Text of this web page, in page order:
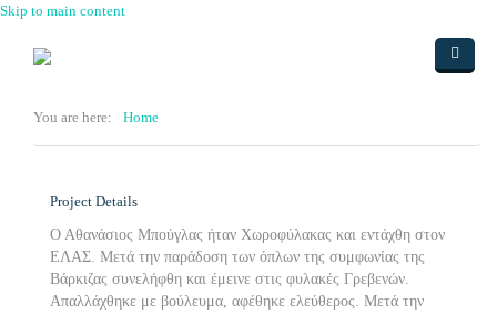
Skip to main content
Home
ΑΡΘΡΑ-ΒΙΒΛΙΑ
ΜΗΝΑΣ ΛΑΓΓΑΡΗΣ
ΛΑΖΑΡΟΣ ΑΡΣΕΝΙΟΥ
ΠΟΙΗΣΗ
ΔΗΜΟΤΙΚΟ ΑΣΜΑ
ΨΗΦΙΣΜΑ
You are here: Home
Project Details
Ο Αθανάσιος Μπούγλας ήταν Χωροφύλακας και εντάχθη στον
ΕΛΑΣ. Μετά την παράδοση των όπλων της συμφωνίας της
Βάρκιζας συνελήφθη και έμεινε στις φυλακές Γρεβενών.
Απαλλάχθηκε με βούλευμα, αφέθηκε ελεύθερος. Μετά την